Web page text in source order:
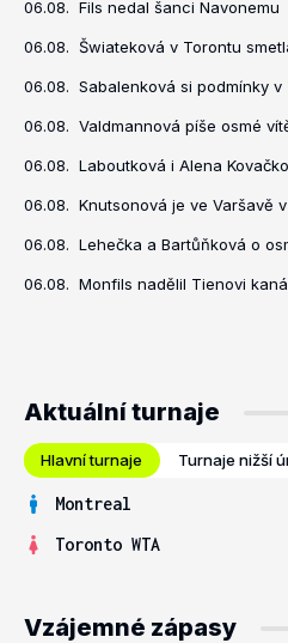
06.08. Fils nedal šanci Navonemu
06.08. Šwiateková v Torontu
06.08. Sabalenková si podmínky v
06.08. Valdmannová píše osmé
06.08. Laboutková i Alena
06.08. Knutsonová je ve Varšavě
06.08. Lehečka a Bartůňková o
06.08. Monfils nadělil Tienovi
Aktuální turnaje
Hlavní turnaje Turnaje nižší
Montreal
Toronto WTA
Vzájemné zápasy